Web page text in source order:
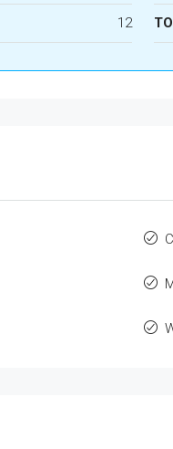
12